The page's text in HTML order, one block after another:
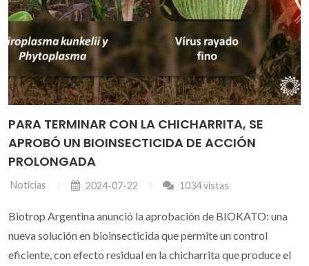
PARA TERMINAR CON LA CHICHARRITA, SE
APROBÓ UN BIOINSECTICIDA DE ACCIÓN
PROLONGADA
Noticias 2024-07-22 1034 vistas
Biotrop Argentina anunció la aprobación de BIOKATO: una
nueva solución en bioinsecticida que permite un control
eficiente, con efecto residual en la chicharrita que produce el